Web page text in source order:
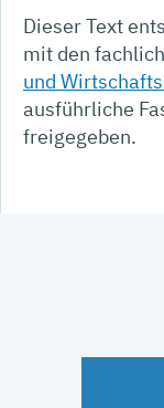
Dieser Text
mit den
und
ausführliche
freigegeben.